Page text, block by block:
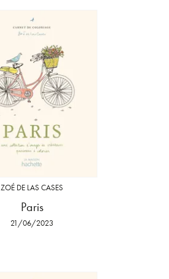
ZOÉ DE LAS CASES
Paris
21/06/2023